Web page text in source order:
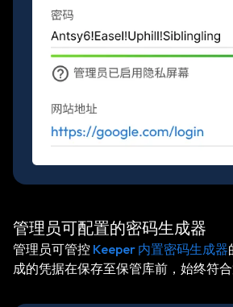
管理员可配置的密码生成器
管理员可管控 Keeper 内置密码生成器
成的凭据在保存至保管库前，始终符合